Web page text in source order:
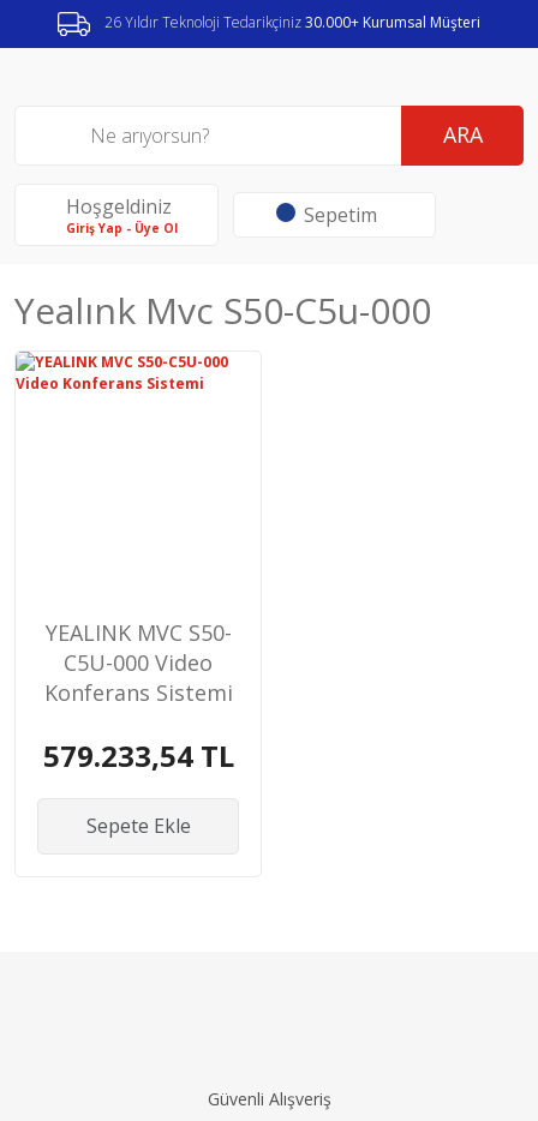
26 Yıldır Teknoloji Tedarikçiniz30.000+ Kurumsal Müşteri
ARA
Hoşgeldiniz
Giriş Yap - Üye Ol Sepetim
Yealınk Mvc S50-C5u-000
YEALINK MVC S50-
C5U-000 Video
Konferans Sistemi
579.233,54 TL
Sepete Ekle
Güvenli Alışveriş